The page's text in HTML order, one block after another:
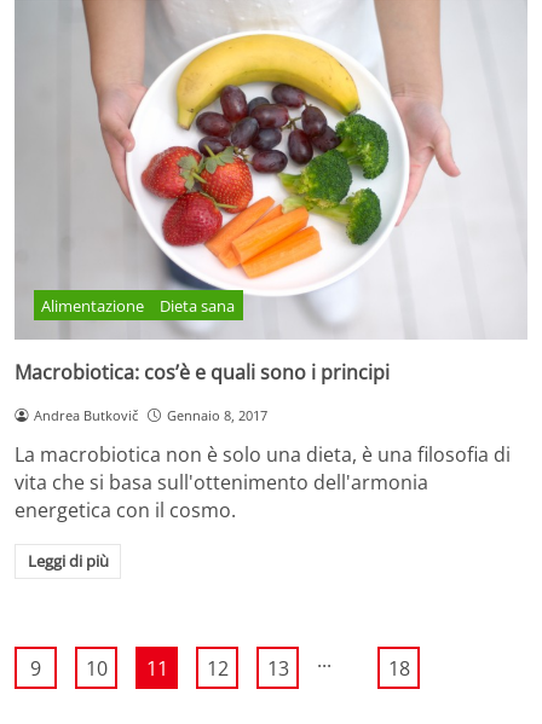
Alimentazione Dieta sana
Macrobiotica: cos’è e quali sono i principi
Andrea Butkovič Gennaio 8, 2017
La macrobiotica non è solo una dieta, è una filosofia di
vita che si basa sull'ottenimento dell'armonia
energetica con il cosmo.
Leggi di più
9 10 11 12 13 ... 18